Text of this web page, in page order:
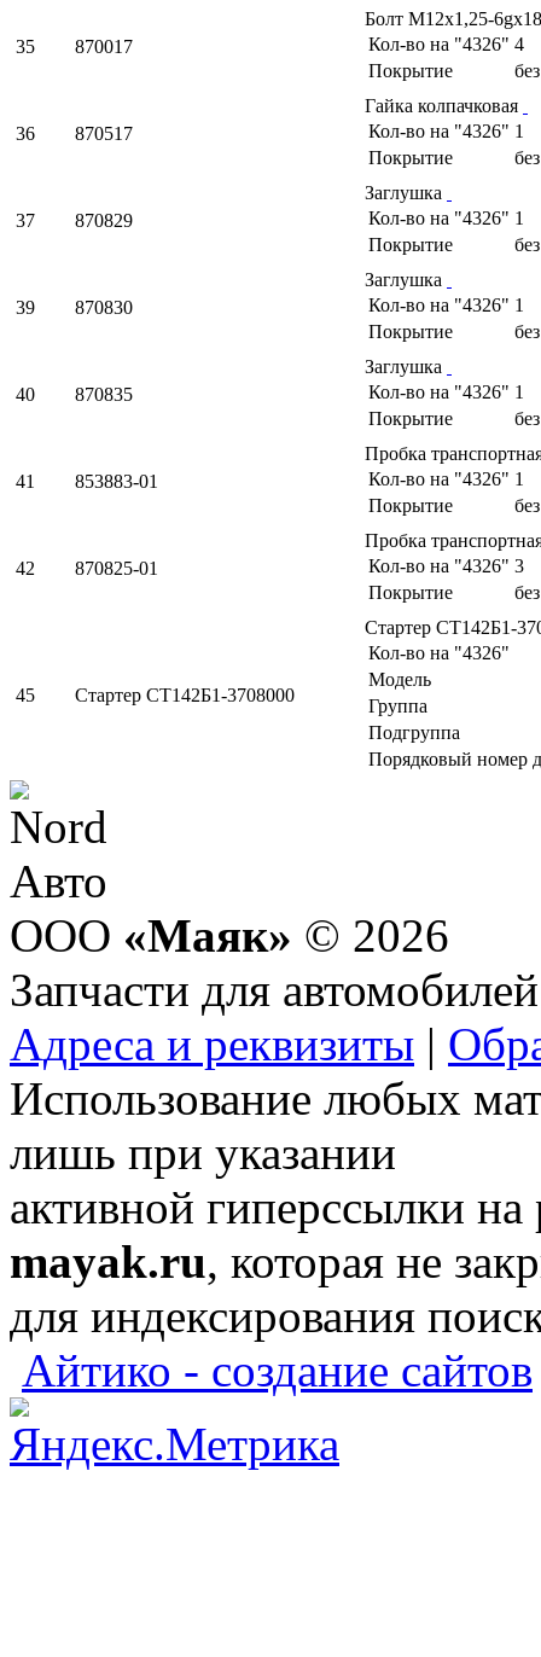
35 870017
Болт М12х1,25-
Кол-во на "4326" 4
Покрытие
36 870517
Гайка колпачковая
Кол-во на "4326" 1
Покрытие
37 870829
Заглушка
Кол-во на "4326" 1
Покрытие
39 870830
Заглушка
Кол-во на "4326" 1
Покрытие
40 870835
Заглушка
Кол-во на "4326" 1
Покрытие
41 853883-01
Пробка
Кол-во на "4326" 1
Покрытие
42 870825-01
Пробка
Кол-во на "4326" 3
Покрытие
45 Стартер СТ142Б1-3708000
Стартер СТ142Б1-
Кол-во на "4326"
Модель
Группа
Подгруппа
Порядковый номер
ООО «Маяк» © 2026
Запчасти для автомобилей
Адреса и реквизиты |
Использование любых
лишь при указании
активной гиперссылки
mayak.ru, которая не
для индексирования
Айтико - создание сайтов